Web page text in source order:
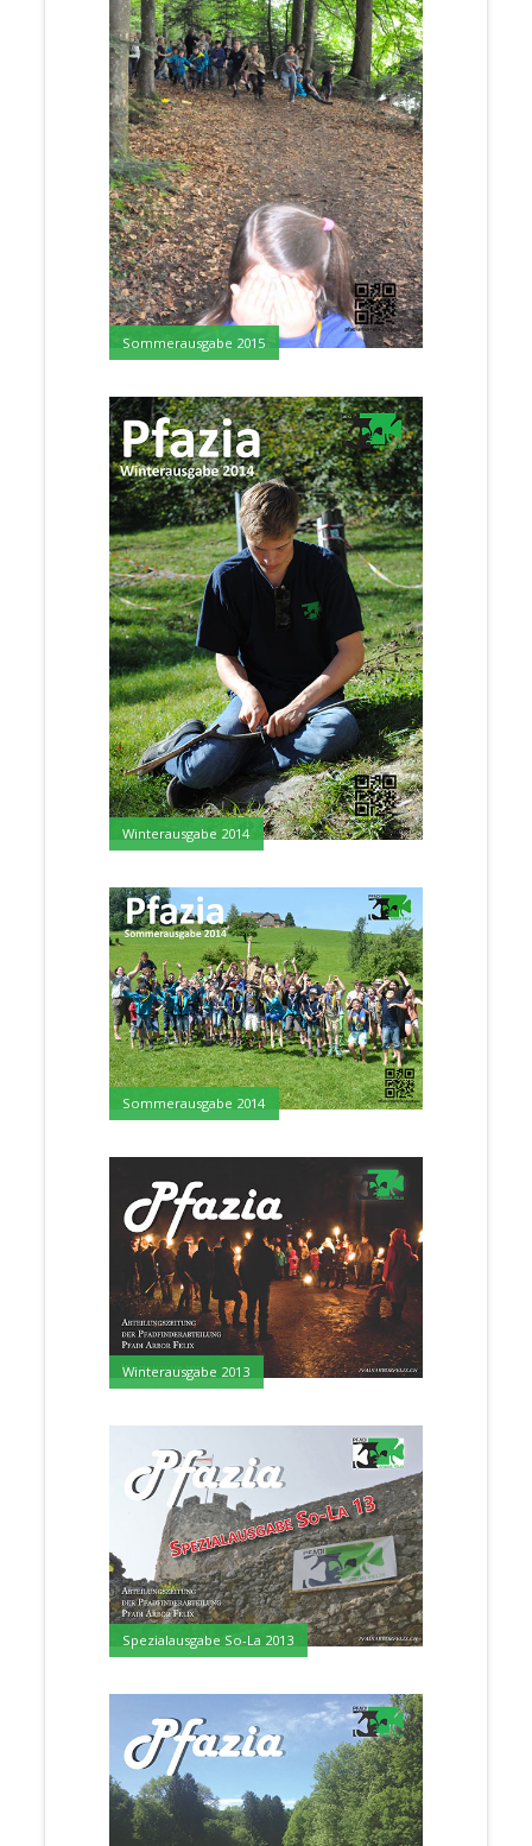
Sommerausgabe 2015
Winterausgabe 2014
Sommerausgabe 2014
Winterausgabe 2013
Spezialausgabe So-La 2013